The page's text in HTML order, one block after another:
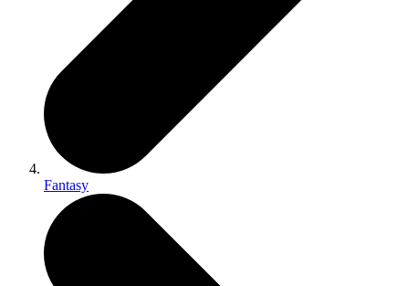
Fantasy